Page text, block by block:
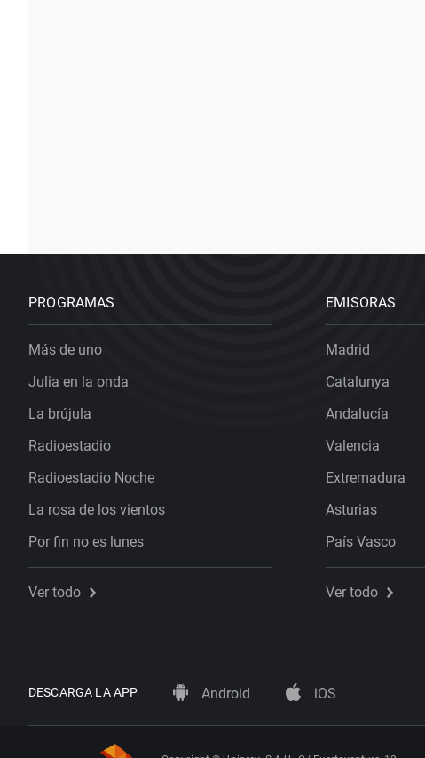
PROGRAMAS
Más de uno
Julia en la onda
La brújula
Radioestadio
Radioestadio Noche
La rosa de los vientos
Por fin no es lunes
Ver todo
EMISORAS
Madrid
Catalunya
Andalucía
Valencia
Extremadura
Asturias
País Vasco
Ver todo
DESCARGA LA APP Android iOS